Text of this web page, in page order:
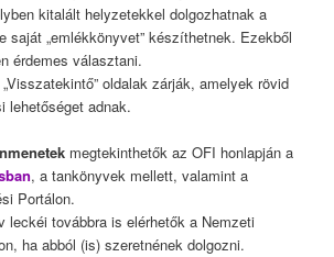
kitalált helyzetekkel dolgozhatnak a
saját „emlékkönyvet” készíthetnek. Ezekből
érdemes választani.
oldalak zárják, amelyek rövid
lehetőséget adnak.
megtekinthetők az OFI honlapján a
, a tankönyvek mellett, valamint a
Portálon.
leckéi továbbra is elérhetők a Nemzeti
ha abból (is) szeretnének dolgozni.